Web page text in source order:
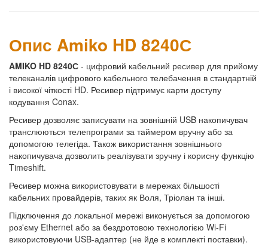
Опис Amiko HD 8240С
AMIKO HD 8240С - цифровий кабельний ресивер для прийому
телеканалів цифрового кабельного телебачення в стандартній
і високої чіткості HD. Ресивер підтримує карти доступу
кодування Conax.
Ресивер дозволяє записувати на зовнішній USB накопичувач
транслюються телепрограми за таймером вручну або за
допомогою телегіда. Також використання зовнішнього
накопичувача дозволить реалізувати зручну і корисну функцію
Timeshift.
Ресивер можна використовувати в мережах більшості
кабельних провайдерів, таких як Воля, Тріолан та інші.
Підключення до локальної мережі виконується за допомогою
роз'єму Ethernet або за бездротовою технологією Wi-Fi
використовуючи USB-адаптер (не йде в комплекті поставки).